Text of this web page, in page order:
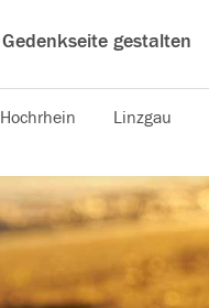
Gedenkseite gestalten
Hochrhein Linzgau